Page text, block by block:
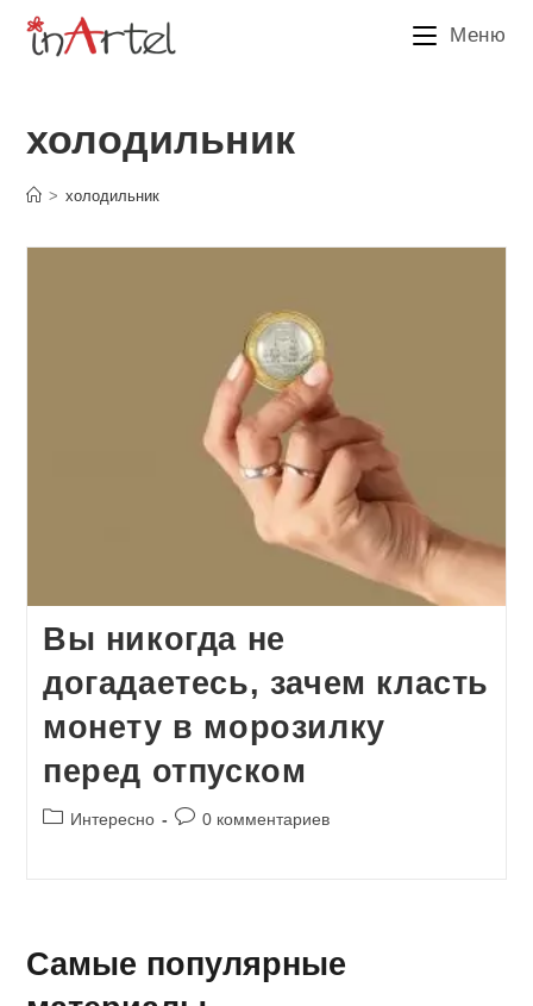
Перейти
Меню
холодильник
> холодильник
Вы никогда не
догадаетесь, зачем класть
монету в морозилку
перед отпуском
Рубрика
Интересно
Комментарии
0 комментариев
Самые популярные